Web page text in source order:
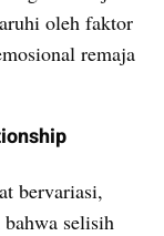
oleh faktor
remaja
bervariasi,
selisih